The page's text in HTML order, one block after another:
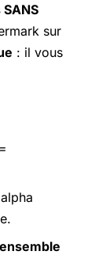
sur
: il vous